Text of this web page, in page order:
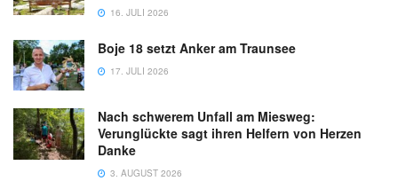
16. JULI 2026
Boje 18 setzt Anker am Traunsee
17. JULI 2026
Nach schwerem Unfall am Miesweg:
Verunglückte sagt ihren Helfern von Herzen
Danke
3. AUGUST 2026